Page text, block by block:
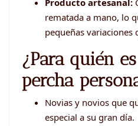
rematada a mano, lo
pequeñas variaciones
¿Para quién
percha
Novias y novios que
especial a su gran día.